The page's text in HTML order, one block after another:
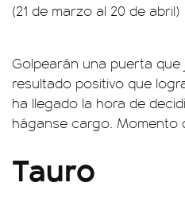
(21 de marzo al 20 de abril)
Golpearán una puerta
resultado positivo que
ha llegado la hora de
háganse cargo. Momento
Tauro